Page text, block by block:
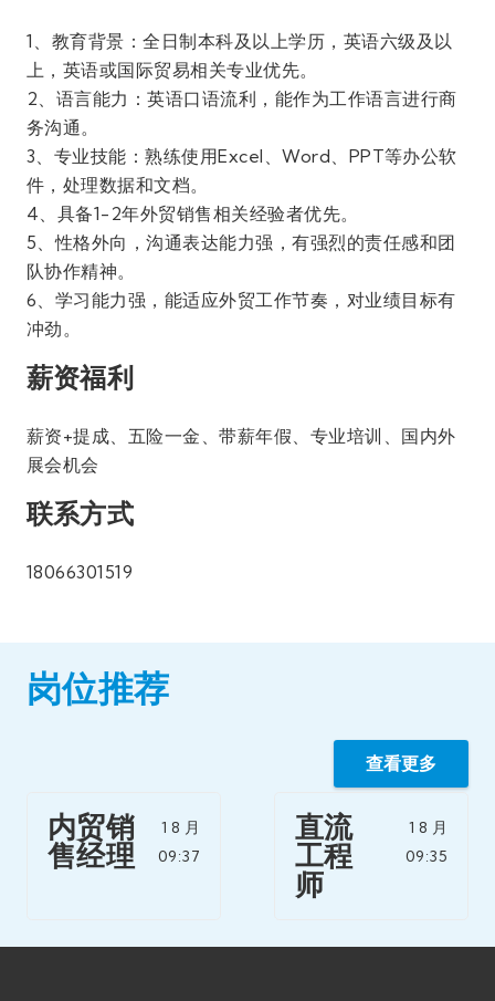
1、教育背景：全日制本科及以上学历，英语六级及以
上，英语或国际贸易相关专业优先。
2、语言能力：英语口语流利，能作为工作语言进行商
务沟通。
3、专业技能：熟练使用Excel、Word、PPT等办公软
件，处理数据和文档。
4、具备1-2年外贸销售相关经验者优先。
5、性格外向，沟通表达能力强，有强烈的责任感和团
队协作精神。
6、学习能力强，能适应外贸工作节奏，对业绩目标有
冲劲。
薪资福利
薪资+提成、五险一金、带薪年假、专业培训、国内外
展会机会
联系方式
18066301519
岗位推荐
查看更多
内贸销
售经理
1 8 月
09:37
直流
工程
师
1 8 月
09:35